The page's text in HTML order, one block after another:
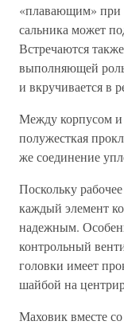
«плавающим» при
сальника может
Встречаются
выполняющей
и вкручивается в
Между корпусом и
полужесткая
же соединение
Поскольку
каждый элемент
надежным.
контрольный
головки имеет
шайбой на
Маховик вместе